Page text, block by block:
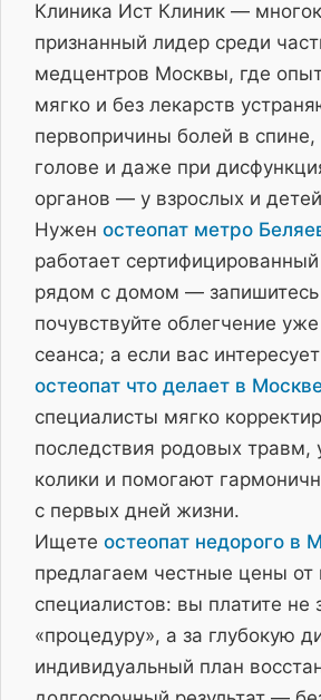
Клиника Ист Клиник —
признанный лидер среди
медцентров Москвы, где
мягко и без лекарств
первопричины болей в спине,
голове и даже при
органов — у взрослых и
Нужен остеопат метро
работает
рядом с домом —
почувствуйте облегчение
сеанса; а если вас интересует
остеопат что делает в
специалисты мягко
последствия родовых травм,
колики и помогают
с первых дней жизни.
Ищете остеопат недорого в
предлагаем честные цены
специалистов: вы платите не
«процедуру», а за глубокую
индивидуальный план